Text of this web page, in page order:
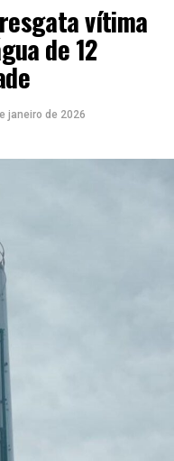
vítima
de 12
janeiro de 2026